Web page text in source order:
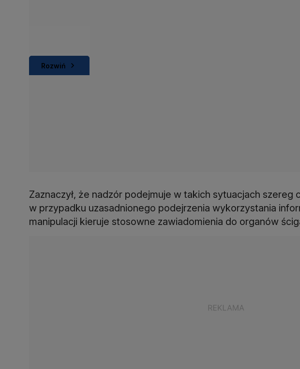
Rozwiń
Zaznaczył, że nadzór podejmuje w takich sytuacjach szereg
w przypadku uzasadnionego podejrzenia wykorzystania
manipulacji kieruje stosowne zawiadomienia do organów